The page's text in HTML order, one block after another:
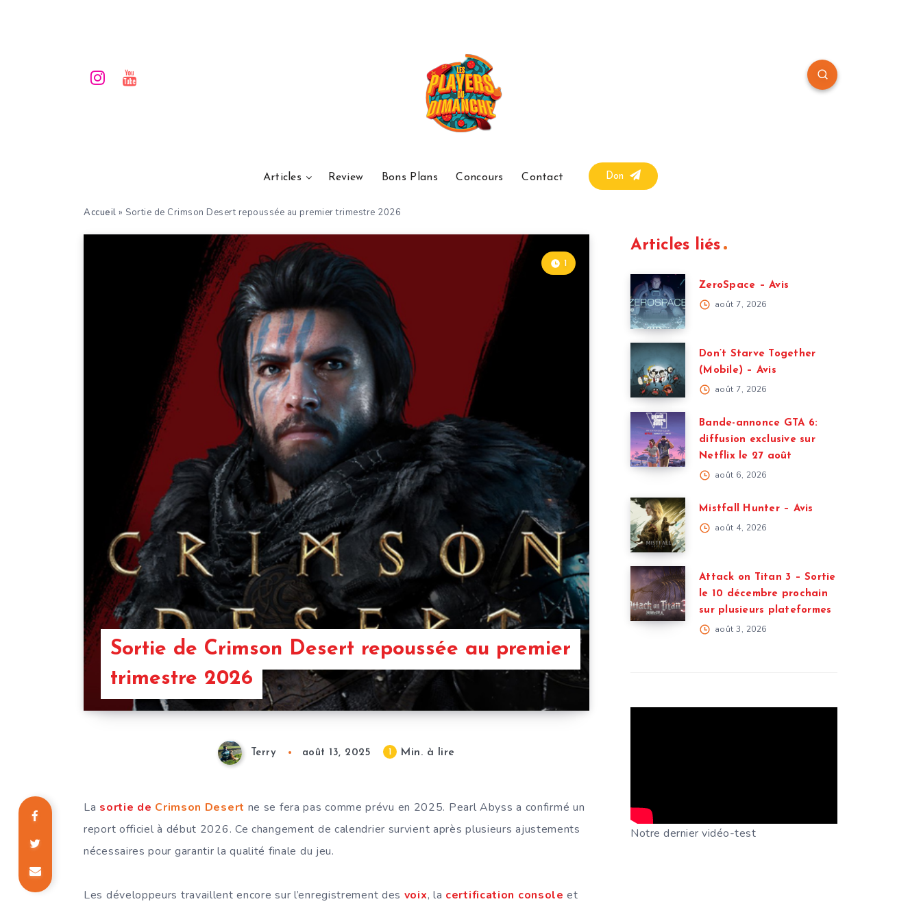
Articles Review Bons Plans Concours Contact Don
Accueil » Sortie de Crimson Desert repoussée au premier trimestre 2026
Sortie de Crimson Desert repoussée au premier
trimestre 2026
1
Terry août 13, 2025 1 Min. à lire
La sortie de Crimson Desert ne se fera pas comme prévu en 2025. Pearl Abyss a confirmé un
report officiel à début 2026. Ce changement de calendrier survient après plusieurs ajustements
nécessaires pour garantir la qualité finale du jeu.
Les développeurs travaillent encore sur l’enregistrement des voix, la certification console et
Articles liés
ZeroSpace – Avis
août 7, 2026
Don’t Starve Together
(Mobile) – Avis
août 7, 2026
Bande-annonce GTA 6:
diffusion exclusive sur
Netflix le 27 août
août 6, 2026
Mistfall Hunter – Avis
août 4, 2026
Attack on Titan 3 – Sortie
le 10 décembre prochain
sur plusieurs plateformes
août 3, 2026
Notre dernier vidéo-test